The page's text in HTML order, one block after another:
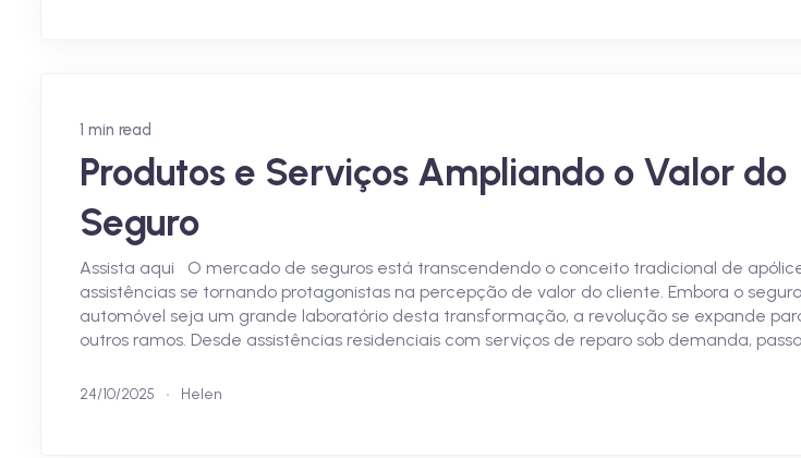
1 min read
Produtos e Serviços Ampliando o Valor do
Seguro
Assista aqui O mercado de seguros está transcendendo o conceito tradicional de
assistências se tornando protagonistas na percepção de valor do cliente. Embora o
automóvel seja um grande laboratório desta transformação, a revolução se expande
outros ramos. Desde assistências residenciais com serviços de reparo sob demanda,
24/10/2025 Helen